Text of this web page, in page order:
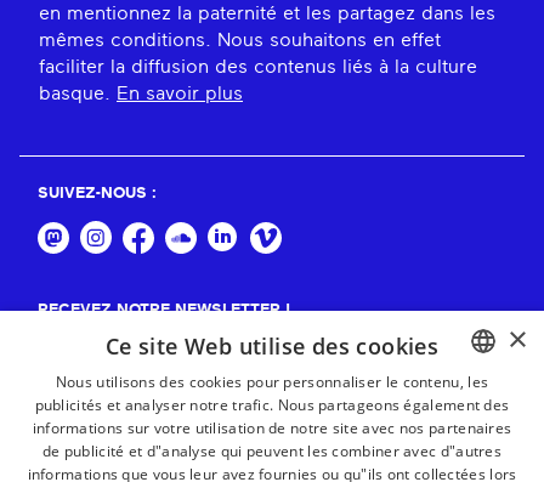
en mentionnez la paternité et les partagez dans les
mêmes conditions. Nous souhaitons en effet
faciliter la diffusion des contenus liés à la culture
basque. En savoir plus
SUIVEZ-NOUS :
RECEVEZ NOTRE NEWSLETTER !
BASQUE
FRENCH
×
Ce site Web utilise des cookies
Nous utilisons des cookies pour personnaliser le contenu, les
publicités et analyser notre trafic. Nous partageons également des
informations sur votre utilisation de notre site avec nos partenaires
de publicité et d"analyse qui peuvent les combiner avec d"autres
informations que vous leur avez fournies ou qu"ils ont collectées lors